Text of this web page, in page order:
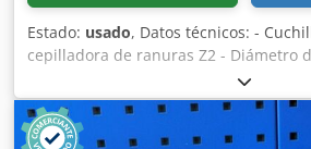
Estado: usado, Datos técnicos: -
cepilladora de ranuras Z2 - Diámetro
(ø): 163 mm Dcsdpfszryd Dex Apisk -
Longitud: 150 mm - Material: Acero -
Disponibilidad: 3